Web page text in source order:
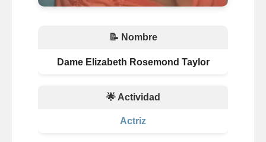
📝 Nombre
Dame Elizabeth Rosemond Taylor
🌟 Actividad
Actriz